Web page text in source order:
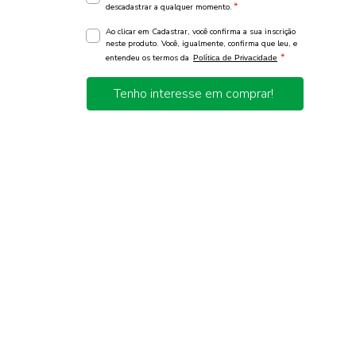
descadastrar a qualquer momento. *
Ao clicar em Cadastrar, você confirma a sua inscrição
neste produto. Você, igualmente, confirma que leu, e
entendeu os termos da Política de Privacidade *
Tenho interesse em comprar!